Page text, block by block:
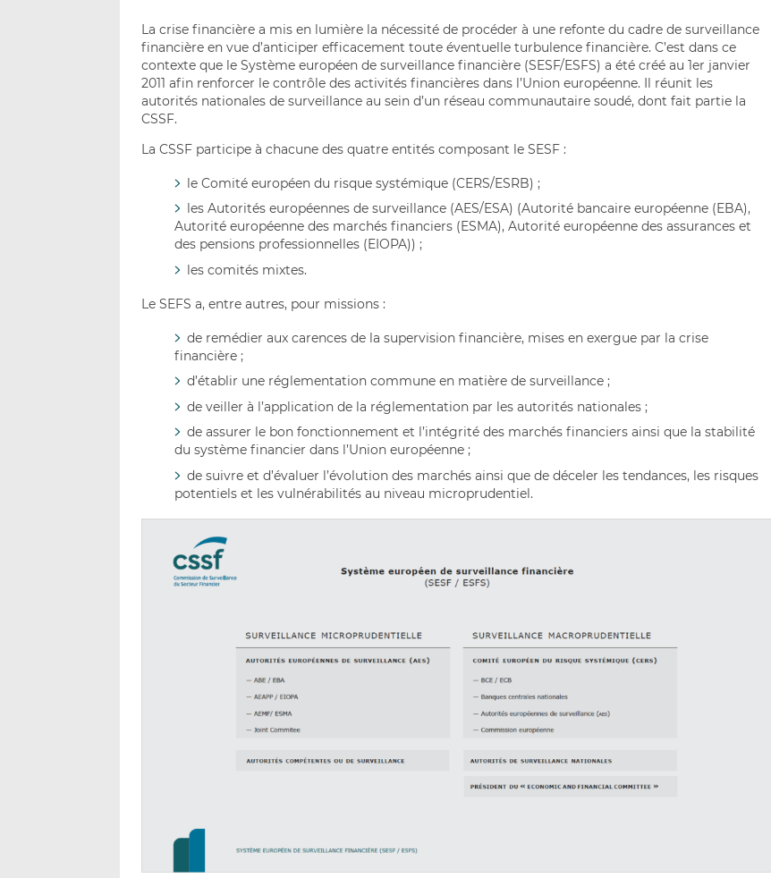
La crise financière a mis en lumière la nécessité de procéder à une refonte du cadre de surveillance
financière en vue d’anticiper efficacement toute éventuelle turbulence financière. C’est dans ce
contexte que le Système européen de surveillance financière (SESF/ESFS) a été créé au 1er janvier
2011 afin renforcer le contrôle des activités financières dans l’Union européenne. Il réunit les
autorités nationales de surveillance au sein d’un réseau communautaire soudé, dont fait partie la
CSSF.
La CSSF participe à chacune des quatre entités composant le SESF :
le Comité européen du risque systémique (CERS/ESRB) ;
les Autorités européennes de surveillance (AES/ESA) (Autorité bancaire européenne (EBA),
Autorité européenne des marchés financiers (ESMA), Autorité européenne des assurances et
des pensions professionnelles (EIOPA)) ;
les comités mixtes.
Le SEFS a, entre autres, pour missions :
de remédier aux carences de la supervision financière, mises en exergue par la crise
financière ;
d’établir une réglementation commune en matière de surveillance ;
de veiller à l’application de la réglementation par les autorités nationales ;
de assurer le bon fonctionnement et l’intégrité des marchés financiers ainsi que la stabilité
du système financier dans l’Union européenne ;
de suivre et d’évaluer l’évolution des marchés ainsi que de déceler les tendances, les risques
potentiels et les vulnérabilités au niveau microprudentiel.